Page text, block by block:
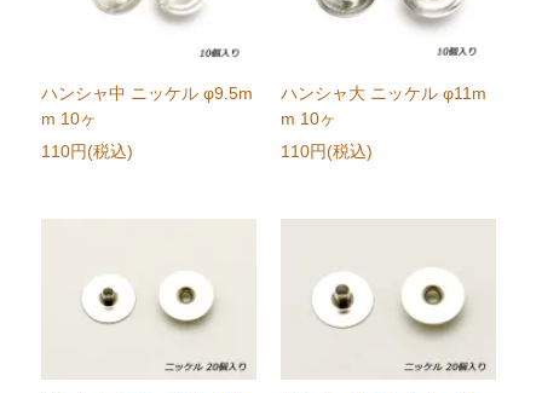
ハンシャ中 ニッケル φ9.5m
m 10ヶ
110円(税込)
ハンシャ大 ニッケル φ11m
m 10ヶ
110円(税込)